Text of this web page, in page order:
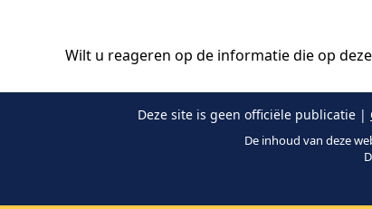
Wilt u reageren op de informatie die op
Deze site is geen officiële publicatie |
De inhoud van deze